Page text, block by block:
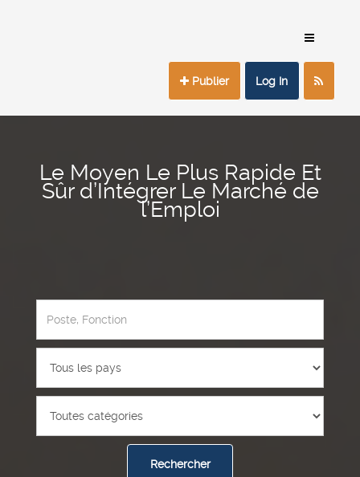
Publier Log In
Le Moyen Le Plus Rapide Et
Sûr d’Intégrer Le Marché de
l’Emploi
Rechercher